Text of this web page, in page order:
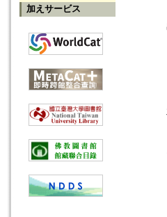
加えサービス